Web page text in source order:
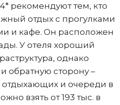
рекомендуют тем, кто
отдых с прогулками
и кафе. Он расположен
У отеля хороший
однако
обратную сторону –
и очереди в
взять от 193 тыс. в